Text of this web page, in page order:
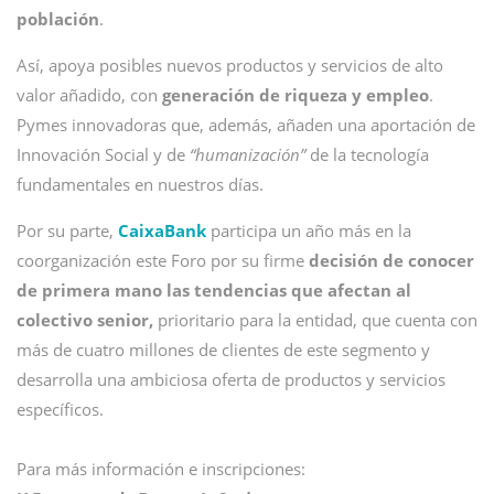
población.
Así, apoya posibles nuevos productos y servicios de alto
valor añadido, con generación de riqueza y empleo.
Pymes innovadoras que, además, añaden una aportación de
Innovación Social y de “humanización”de la tecnología
fundamentales en nuestros días.
Por su parte, CaixaBank participa un año más en la
coorganización este Foro por su firme decisión de conocer
de primera mano las tendencias que afectan al
colectivo senior, prioritario para la entidad, que cuenta con
más de cuatro millones de clientes de este segmento y
desarrolla una ambiciosa oferta de productos y servicios
específicos.
Para más información e inscripciones: